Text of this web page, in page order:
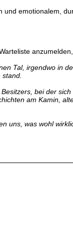
emotionalem,
Tal, irgendwo in
bei der
am Kamin,
uns, was wohl